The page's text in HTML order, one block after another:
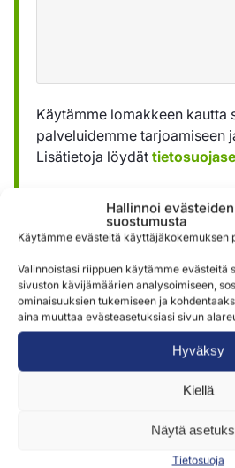
Hallinnoi evästeiden
suostumusta
Käytämme evästeitä käyttäjäkokemuksen
Valinnoistasi riippuen käytämme evästeitä
sivuston kävijämäärien analysoimiseen,
ominaisuuksien tukemiseen ja
aina muuttaa evästeasetuksiasi sivun
Hyväksy
Kiellä
Näytä
Tietosuoja
Käytämme lomakkeen kautta
palveluidemme tarjoamiseen
Lisätietoja löydät
Samankaltaisia